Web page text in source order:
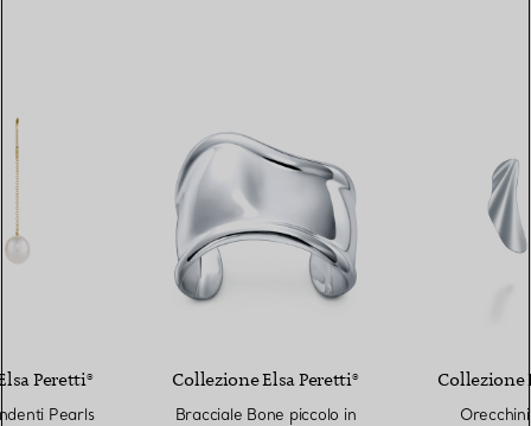
Peretti®
Pearls
Collezione Elsa Peretti®
Bracciale Bone piccolo in
Collezione